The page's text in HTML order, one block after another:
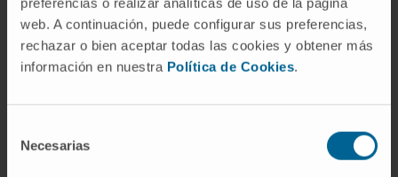
web. A continuación, puede configurar sus preferencias,
rechazar o bien aceptar todas las cookies y obtener más
información en nuestra Política de Cookies.
Necesarias
los linfocitos del propio individuo cuando son
activados por un antígeno. En la inmunización
pasiva no se introduce antígeno: solo
la protección se limita a la vida media de los